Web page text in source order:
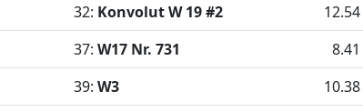
32: Konvolut W 19 #2 12.54
37: W17 Nr. 731 8.41
39: W3 10.38